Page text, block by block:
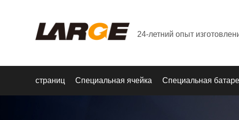
24-летний опыт
страниц Специальная ячейка Специальная